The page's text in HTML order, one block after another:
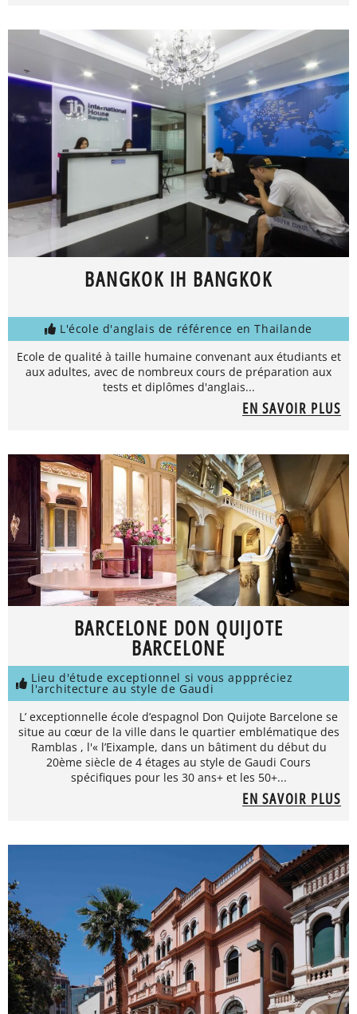
BANGKOK IH BANGKOK
L'école d'anglais de référence en Thailande
Ecole de qualité à taille humaine convenant aux étudiants et
aux adultes, avec de nombreux cours de préparation aux
tests et diplômes d'anglais...
EN SAVOIR PLUS
BARCELONE DON QUIJOTE
BARCELONE
Lieu d'étude exceptionnel si vous apppréciez
l'architecture au style de Gaudi
L’ exceptionnelle école d’espagnol Don Quijote Barcelone se
situe au cœur de la ville dans le quartier emblématique des
Ramblas , l'« l’Eixample, dans un bâtiment du début du
20ème siècle de 4 étages au style de Gaudi Cours
spécifiques pour les 30 ans+ et les 50+...
EN SAVOIR PLUS